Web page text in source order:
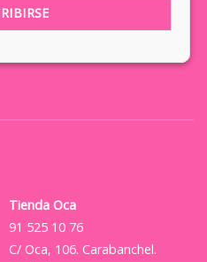
Tienda Oca
91 525 10 76
C/ Oca, 106. Carabanchel.